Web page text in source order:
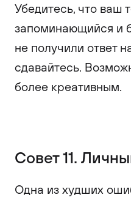
Убедитесь, что ваш
запоминающийся и
не получили ответ
сдавайтесь.
более креативным.
Совет 11.
Одна из худших